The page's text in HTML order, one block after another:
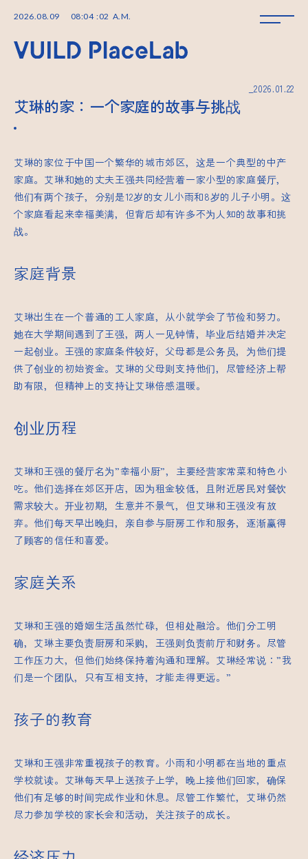
2026.08.09 08:04 :03 A.M.
_2026.01.22
艾琳的家：一个家庭的故事与挑战
艾琳的家位于中国一个繁华的城市郊区，这是一个典型的中产
家庭。艾琳和她的丈夫王强共同经营着一家小型的家庭餐厅，
他们有两个孩子，分别是12岁的女儿小雨和8岁的儿子小明。这
个家庭看起来幸福美满，但背后却有许多不为人知的故事和挑
战。
家庭背景
艾琳出生在一个普通的工人家庭，从小就学会了节俭和努力。
她在大学期间遇到了王强，两人一见钟情，毕业后结婚并决定
一起创业。王强的家庭条件较好，父母都是公务员，为他们提
供了创业的初始资金。艾琳的父母则支持他们，尽管经济上帮
助有限，但精神上的支持让艾琳倍感温暖。
创业历程
艾琳和王强的餐厅名为”幸福小厨”，主要经营家常菜和特色小
吃。他们选择在郊区开店，因为租金较低，且附近居民对餐饮
需求较大。开业初期，生意并不景气，但艾琳和王强没有放
弃。他们每天早出晚归，亲自参与厨房工作和服务，逐渐赢得
了顾客的信任和喜爱。
家庭关系
艾琳和王强的婚姻生活虽然忙碌，但相处融洽。他们分工明
确，艾琳主要负责厨房和采购，王强则负责前厅和财务。尽管
工作压力大，但他们始终保持着沟通和理解。艾琳经常说：”我
们是一个团队，只有互相支持，才能走得更远。”
孩子的教育
艾琳和王强非常重视孩子的教育。小雨和小明都在当地的重点
学校就读。艾琳每天早上送孩子上学，晚上接他们回家，确保
他们有足够的时间完成作业和休息。尽管工作繁忙，艾琳仍然
尽力参加学校的家长会和活动，关注孩子的成长。